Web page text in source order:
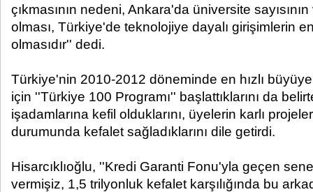
çıkmasının nedeni, Ankara'da üniversite
olması, Türkiye'de teknolojiye dayalı girişimlerin
olmasıdır'' dedi.
Türkiye'nin 2010-2012 döneminde en hızlı
için ''Türkiye 100 Programı'' başlattıklarını da
işadamlarına kefil olduklarını, üyelerin karlı
durumunda kefalet sağladıklarını dile getirdi.
Hisarcıklıoğlu, ''Kredi Garanti Fonu'yla geçen
vermişiz, 1,5 trilyonluk kefalet karşılığında bu